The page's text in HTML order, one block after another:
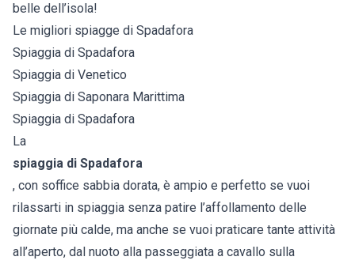
belle dell’isola!
Le migliori spiagge di Spadafora
Spiaggia di Spadafora
Spiaggia di Venetico
Spiaggia di Saponara Marittima
Spiaggia di Spadafora
La
spiaggia di Spadafora
, con soffice sabbia dorata, è ampio e perfetto se vuoi
rilassarti in spiaggia senza patire l’affollamento delle
giornate più calde, ma anche se vuoi praticare tante attività
all’aperto, dal nuoto alla passeggiata a cavallo sulla